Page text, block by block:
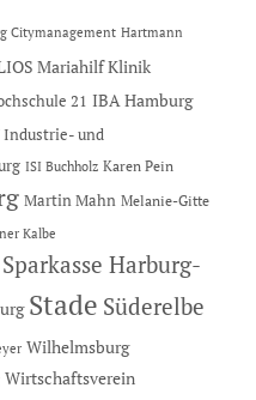
Citymanagement Hartmann
Mariahilf Klinik
21 IBA Hamburg
Industrie- und
ISI Buchholz Karen Pein
Martin Mahn Melanie-Gitte
Kalbe
Sparkasse Harburg-
Stade Süderelbe
Wilhelmsburg
Wirtschaftsverein